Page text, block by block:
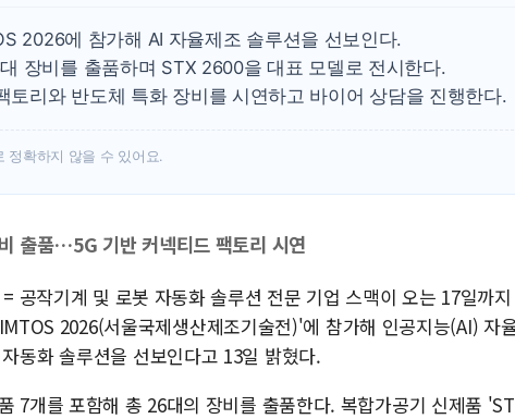
李 대통령, '6시간 마라톤 부동산 2차
트럼프, 中 겨냥 폴리실리콘 관세 15%
[사진] 빈살만과 에르도안의 만남
2026에 참가해 AI 자율제조 솔루션을 선보인다.
장비를 출품하며 STX 2600을 대표 모델로 전시한다.
토리와 반도체 특화 장비를 시연하고 바이어 상담을 진행한다.
정확하지 않을 수 있어요.
출품…5G 기반 커넥티드 팩토리 시연
공작기계 및 로봇 자동화 솔루션 전문 기업 스맥이 오는 17일까
2026(서울국제생산제조기술전)'에 참가해 인공지능(AI) 자
동화 솔루션을 선보인다고 13일 밝혔다.
7개를 포함해 총 26대의 장비를 출품한다. 복합가공기 신제품